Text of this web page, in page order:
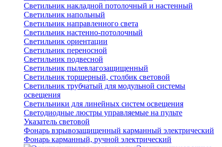
Светильник накладной потолочный и настенный
Светильник напольный
Светильник направленного света
Светильник настенно-потолочный
Светильник ориентации
Светильник переносной
Светильник подвесной
Светильник пылевлагозащищенный
Светильник торшерный, столбик световой
Светильник трубчатый для модульной системы
освещения
Светильники для линейных систем освещения
Светодиодные люстры управляемые на пульте
Указатель световой
Фонарь взрывозащищенный карманный электрический
Фонарь карманный, ручной электрический